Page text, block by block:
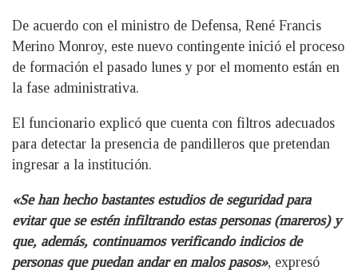
De acuerdo con el ministro de Defensa, René Francis
Merino Monroy, este nuevo contingente inició el proceso
de formación el pasado lunes y por el momento están en
la fase administrativa.
El funcionario explicó que cuenta con filtros adecuados
para detectar la presencia de pandilleros que pretendan
ingresar a la institución.
«Se han hecho bastantes estudios de seguridad para
evitar que se estén infiltrando estas personas (mareros) y
que, además, continuamos verificando indicios de
personas que puedan andar en malos pasos», expresó